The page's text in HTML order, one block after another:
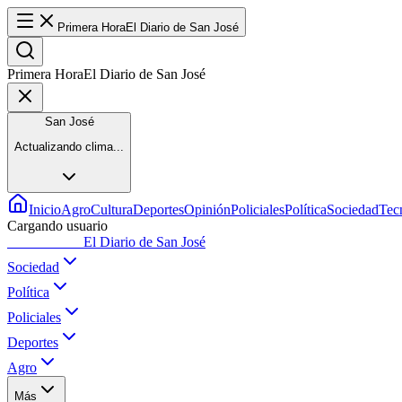
Primera HoraEl Diario de San José
Primera HoraEl Diario de San José
San José
Actualizando clima...
InicioAgroCulturaDeportesOpiniónPolicialesPolíticaSociedad
Cargando usuario
El Diario de San José
Sociedad
Política
Policiales
Deportes
Agro
Más